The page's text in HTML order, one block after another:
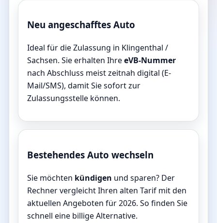
Neu angeschafftes Auto
Ideal für die Zulassung in Klingenthal /
Sachsen. Sie erhalten IhreeVB-Nummer
nach Abschluss meist zeitnah digital (E-
Mail/SMS), damit Sie sofort zur
Zulassungsstelle können.
Bestehendes Auto wechseln
Sie möchten kündigen und sparen? Der
Rechner vergleicht Ihren alten Tarif mit den
aktuellen Angeboten für 2026. So finden Sie
schnell eine billige Alternative.